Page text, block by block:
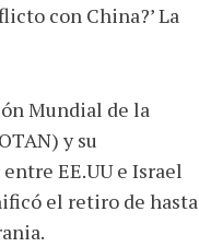
con China?’ La
Mundial de la
y su
EE.UU e Israel
el retiro de hasta